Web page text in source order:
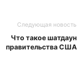
Следующая новость
Что такое шатдаун
правительства США